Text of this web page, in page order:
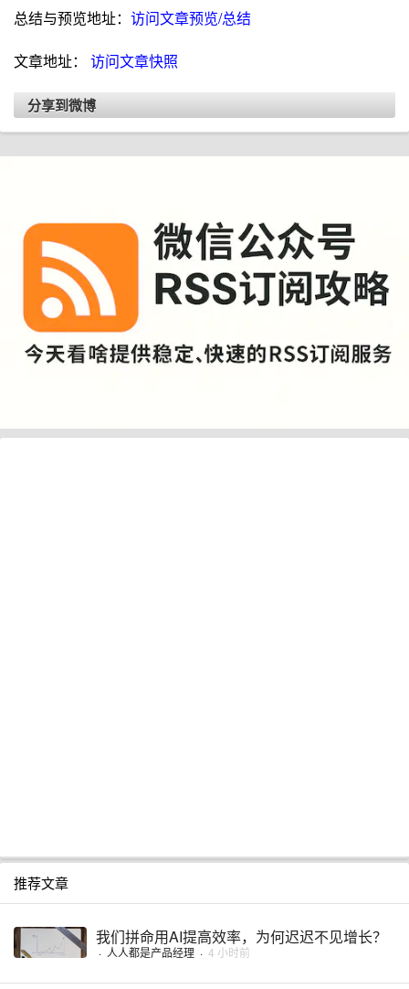
总结与预览地址： 访问文章预览/总结
文章地址： 访问文章快照
分享到微博
推荐文章
我们拼命用AI提高效率，为何迟迟不见增长？
· 人人都是产品经理 · 4 小时前